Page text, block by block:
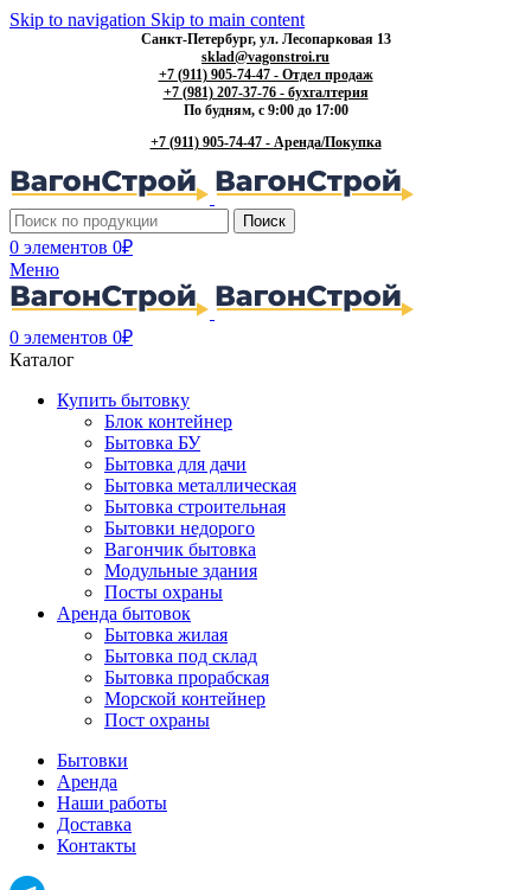
Skip to navigation Skip to main content
Санкт-Петербург, ул. Лесопарковая 13
sklad@vagonstroi.ru
+7 (911) 905-74-47 - Отдел продаж
+7 (981) 207-37-76 - бухгалтерия
По будням, с 9:00 до 17:00
+7 (911) 905-74-47 - Аренда/Покупка
Поиск
0 элементов 0₽
Меню
0 элементов 0₽
Каталог
Купить бытовку
Блок контейнер
Бытовка БУ
Бытовка для дачи
Бытовка металлическая
Бытовка строительная
Бытовки недорого
Вагончик бытовка
Модульные здания
Посты охраны
Аренда бытовок
Бытовка жилая
Бытовка под склад
Бытовка прорабская
Морской контейнер
Пост охраны
Бытовки
Аренда
Наши работы
Доставка
Контакты